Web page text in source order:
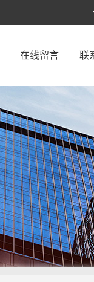
在线留言 联